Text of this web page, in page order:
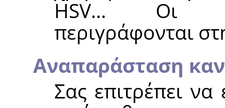
HSV... Οι
περιγράφονται
Αναπαράσταση
Σας επιτρέπει